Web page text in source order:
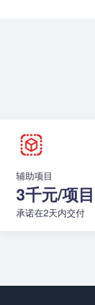
辅助项目
3千元/项目
承诺在2天内交付